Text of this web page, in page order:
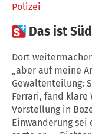
Polizei
 Das ist
Dort
„aber auf meine
Gewaltenteilung:
Ferrari, fand klare
Vorstellung in
Einwanderung sei